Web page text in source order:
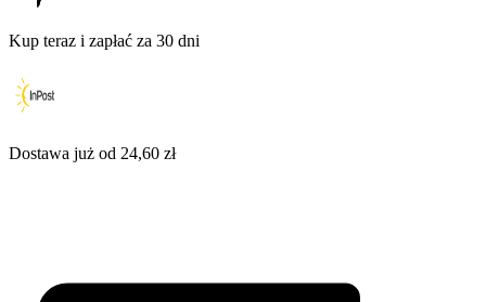
Kup teraz i zapłać za 30 dni
Dostawa już od 24,60 zł